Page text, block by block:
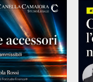
tua